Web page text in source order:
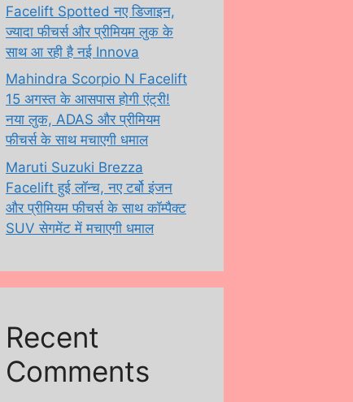
Facelift Spotted नए डिजाइन,
ज्यादा फीचर्स और प्रीमियम लुक के
साथ आ रही है नई Innova
Mahindra Scorpio N Facelift
15 अगस्त के आसपास होगी एंट्री!
नया लुक, ADAS और प्रीमियम
फीचर्स के साथ मचाएगी धमाल
Maruti Suzuki Brezza
Facelift हुई लॉन्च, नए टर्बो इंजन
और प्रीमियम फीचर्स के साथ कॉम्पैक्ट
SUV सेगमेंट में मचाएगी धमाल
Recent
Comments